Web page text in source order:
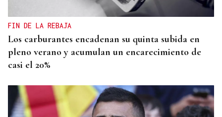
FIN DE LA REBAJA
Los carburantes encadenan su quinta subida en
pleno verano y acumulan un encarecimiento de
casi el 20%